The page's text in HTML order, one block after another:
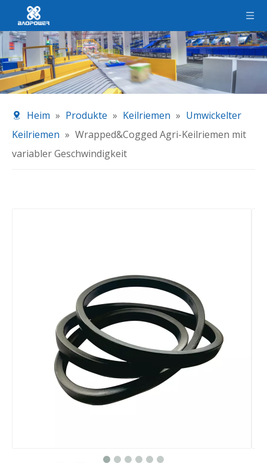
Heim » Produkte » Keilriemen » Umwickelter
Keilriemen » Wrapped&Cogged Agri-Keilriemen mit
variabler Geschwindigkeit